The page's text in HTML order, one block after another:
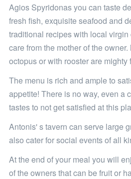
Agios Spyridonas you can taste
fresh fish, exquisite seafood and
traditional recipes with local
care from the mother of the
octopus or with rooster are mighty
The menu is rich and ample to
appetite! There is no way, even a
tastes to not get satisfied at this
Antonis' s tavern can serve large
also cater for social events of all
At the end of your meal you will
of the owners that can be fruit or